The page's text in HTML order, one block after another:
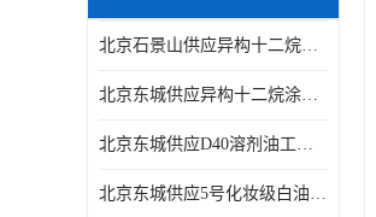
北京石景山供应异构十二烷香精助剂
北京东城供应异构十二烷涂料胶粘油墨稀释剂
北京东城供应D40溶剂油工业金属清洗
北京东城供应5号化妆级白油钻井液润滑剂